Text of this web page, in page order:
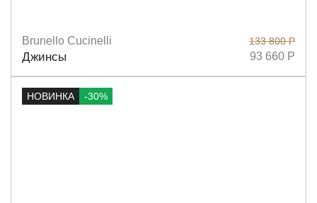
Размеры
Brunello Cucinelli
Джинсы
133 800 Р
93 660 Р
НОВИНКА -30%